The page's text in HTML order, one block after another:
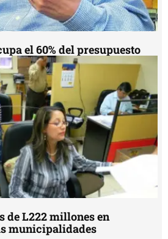
el 60% del presupuesto
de L222 millones en
municipalidades